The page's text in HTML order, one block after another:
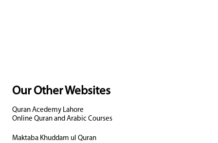
Our Other Websites
Quran Acedemy Lahore
Online Quran and Arabic Courses
Maktaba Khuddam ul Quran